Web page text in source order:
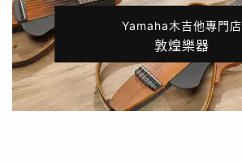
Yamaha木吉他專門店
敦煌樂器